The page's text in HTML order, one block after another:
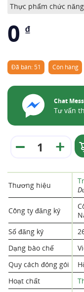
Thực phẩm chức năng
0 ₫
Đã bán: 51 Còn hàng
Chat
Tư vấn
Thương hiệu
Công ty đăng ký
Số đăng ký
Dạng bào chế
Quy cách đóng gói
Hoạt chất